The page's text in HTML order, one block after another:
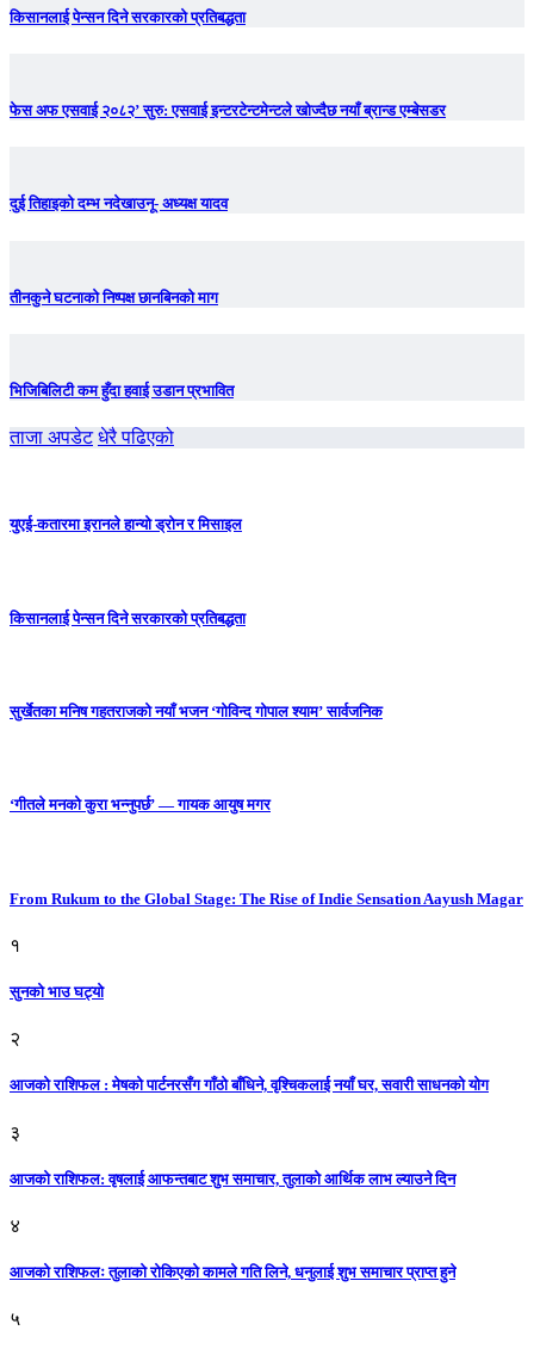
किसानलाई पेन्सन दिने सरकारको प्रतिबद्धता
फेस अफ एसवाई २०८२’ सुरु: एसवाई इन्टरटेन्टमेन्टले खोज्दैछ नयाँ ब्रान्ड एम्बेसडर
दुई तिहाइको दम्भ नदेखाउनू- अध्यक्ष यादव
तीनकुने घटनाकाे निष्पक्ष छानबिनकाे माग
भिजिबिलिटी कम हुँदा हवाई उडान प्रभावित
ताजा अपडेट धेरै पढिएको
युएई-कतारमा इरानले हान्यो ड्रोन र मिसाइल
किसानलाई पेन्सन दिने सरकारको प्रतिबद्धता
सुर्खेतका मनिष गहतराजको नयाँ भजन ‘गोविन्द गोपाल श्याम’ सार्वजनिक
‘गीतले मनको कुरा भन्नुपर्छ’ — गायक आयुष मगर
From Rukum to the Global Stage: The Rise of Indie Sensation Aayush Magar
१
सुनको भाउ घट्याे
२
आजको राशिफल : मेषको पार्टनरसँग गाँठो बाँधिने, वृश्चिकलाई नयाँ घर, सवारी साधनकाे याेग
३
आजकाे राशिफल: वृषलाई आफन्तबाट शुभ समाचार, तुलाकाे आर्थिक लाभ ल्याउने दिन
४
आजको राशिफलः तुलाकाे रोकिएको कामले गति लिने, धनुलाई शुभ समाचार प्राप्त हुने
५